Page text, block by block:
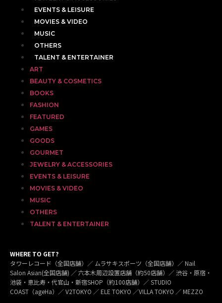
EVENTS & LEISURE
MOVIES & VIDEO
MUSIC
OTHERS
TALENT & ENTERTAINER
ART
BEAUTY & COSMETICS
BOOKS
FASHION
FEATURED
GAMES
GOODS
GOURMET
JEWELRY & ACCESSORIES
EVENTS & LEISURE
MOVIES & VIDEO
MUSIC
OTHERS
TALENT & ENTERTAINER
WHERE TO GET?
タワーレコード（全国店舗）／ ムラサキスポーツ（全国店舗）／ Nail
Salon Asian(全国店舗) ／ 六本木周辺設置店舗（約50店舗）／ 渋谷・原宿・
池袋・恵比寿・代官山・新宿SHOP（約100店舗）／ STUDIO
COAST（ageHa）／ V2TOKYO ／ ELE TOKYO ／VILLA TOKYO ／ MEZZO